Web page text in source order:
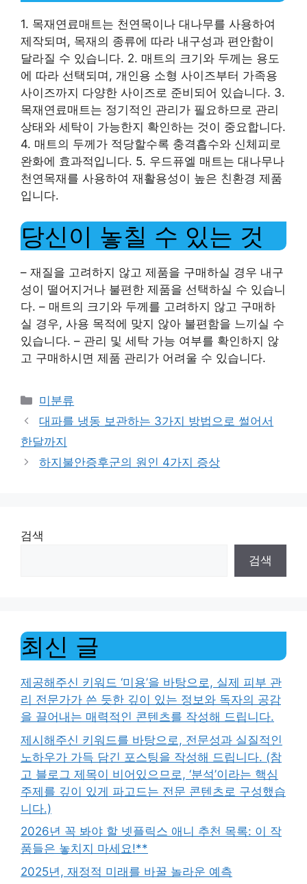
1. 목재연료매트는 천연목이나 대나무를 사용하여
제작되며, 목재의 종류에 따라 내구성과 편안함이
달라질 수 있습니다. 2. 매트의 크기와 두께는 용도
에 따라 선택되며, 개인용 소형 사이즈부터 가족용
사이즈까지 다양한 사이즈로 준비되어 있습니다. 3.
목재연료매트는 정기적인 관리가 필요하므로 관리
상태와 세탁이 가능한지 확인하는 것이 중요합니다.
4. 매트의 두께가 적당할수록 충격흡수와 신체피로
완화에 효과적입니다. 5. 우드퓨엘 매트는 대나무나
천연목재를 사용하여 재활용성이 높은 친환경 제품
입니다.
당신이 놓칠 수 있는 것
– 재질을 고려하지 않고 제품을 구매하실 경우 내구
성이 떨어지거나 불편한 제품을 선택하실 수 있습니
다. – 매트의 크기와 두께를 고려하지 않고 구매하
실 경우, 사용 목적에 맞지 않아 불편함을 느끼실 수
있습니다. – 관리 및 세탁 가능 여부를 확인하지 않
고 구매하시면 제품 관리가 어려울 수 있습니다.
Categories
미분류
대파를 냉동 보관하는 3가지 방법으로 썰어서
한달까지
하지불안증후군의 원인 4가지 증상
검색
검색
최신 글
제공해주신 키워드 ‘미용’을 바탕으로, 실제 피부 관
리 전문가가 쓴 듯한 깊이 있는 정보와 독자의 공감
을 끌어내는 매력적인 콘텐츠를 작성해 드립니다.
제시해주신 키워드를 바탕으로, 전문성과 실질적인
노하우가 가득 담긴 포스팅을 작성해 드립니다. (참
고 블로그 제목이 비어있으므로, ‘분석’이라는 핵심
주제를 깊이 있게 파고드는 전문 콘텐츠로 구성했습
니다.)
2026년 꼭 봐야 할 넷플릭스 애니 추천 목록: 이 작
품들은 놓치지 마세요!**
2025년, 재정적 미래를 바꿀 놀라운 예측